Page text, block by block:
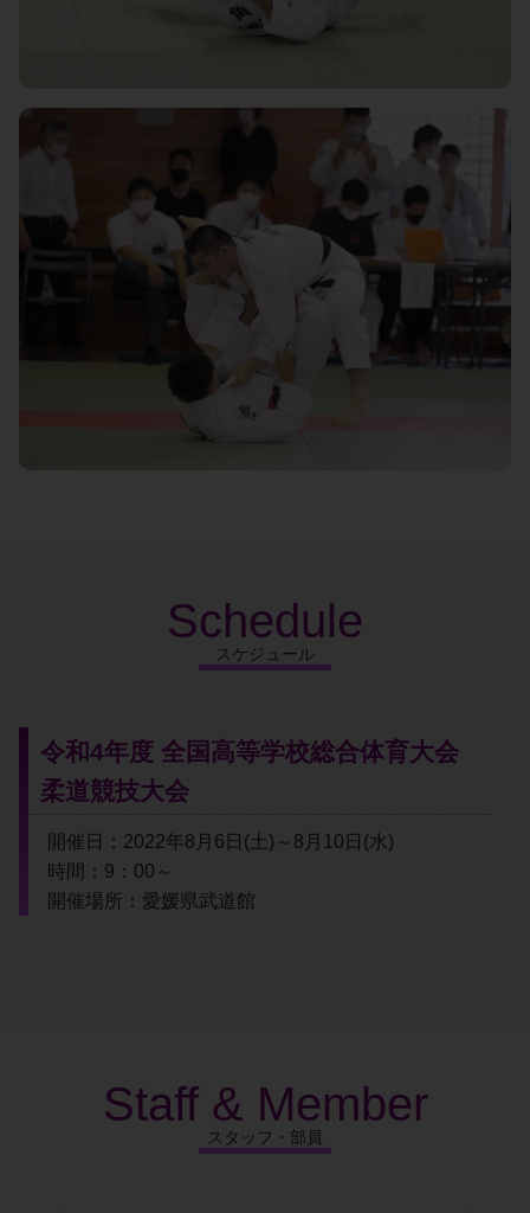
スケジュール
Schedule
令和4年度 全国高等学校総合体育大会
柔道競技大会
開催日：2022年8月6日(土)～8月10日(水)
時間：9：00～
開催場所：愛媛県武道館
スタッフ・部員
Staff & Member